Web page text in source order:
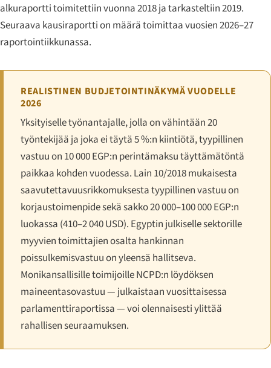
alkuraportti toimitettiin vuonna 2018 ja tarkasteltiin 2019.
Seuraava kausiraportti on määrä toimittaa vuosien 2026–27
raportointiikkunassa.
REALISTINEN BUDJETOINTINÄKYMÄ VUODELLE
2026
Yksityiselle työnantajalle, jolla on vähintään 20
työntekijää ja joka ei täytä 5 %:n kiintiötä, tyypillinen
vastuu on 10 000 EGP:n perintämaksu täyttämätöntä
paikkaa kohden vuodessa. Lain 10/2018 mukaisesta
saavutettavuusrikkomuksesta tyypillinen vastuu on
korjaustoimenpide sekä sakko 20 000–100 000 EGP:n
luokassa (410–2 040 USD). Egyptin julkiselle sektorille
myyvien toimittajien osalta hankinnan
poissulkemisvastuu on yleensä hallitseva.
Monikansallisille toimijoille NCPD:n löydöksen
maineentasovastuu — julkaistaan vuosittaisessa
parlamenttiraportissa — voi olennaisesti ylittää
rahallisen seuraamuksen.